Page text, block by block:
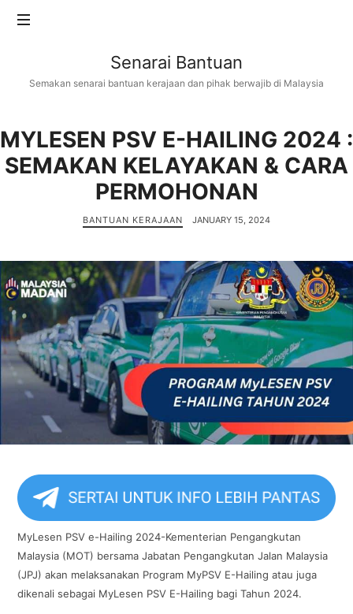
Senarai
Bantuan
Senarai Bantuan
Semakan senarai bantuan kerajaan dan pihak berwajib di Malaysia
MYLESEN PSV E-HAILING 2024 :
SEMAKAN KELAYAKAN & CARA
PERMOHONAN
BANTUAN KERAJAAN JANUARY 15, 2024
MyLesen PSV e-Hailing 2024-Kementerian Pengangkutan
Malaysia (MOT) bersama Jabatan Pengangkutan Jalan Malaysia
(JPJ) akan melaksanakan Program MyPSV E-Hailing atau juga
dikenali sebagai MyLesen PSV E-Hailing bagi Tahun 2024.